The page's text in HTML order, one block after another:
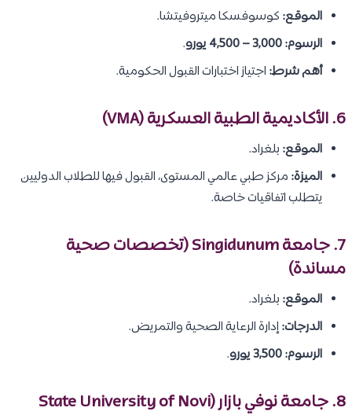
الموقع: كوسوفسكا ميتروفيتشا.
الرسوم:3,000 – 4,500 يورو
.
أهم شرط: اجتياز اختبارات القبول الحكومية.
6. الأكاديمية الطبية العسكرية (VMA)
الموقع: بلغراد.
الميزة: مركز طبي عالمي المستوى، القبول فيها للطلاب الدوليين
يتطلب اتفاقيات خاصة.
7. جامعة Singidunum (تخصصات صحية
مساندة)
الموقع: بلغراد.
الدرجات:إدارة الرعاية الصحية والتمريض.
الرسوم:3,500 يورو .
8. جامعة نوفي بازار (State University of Novi